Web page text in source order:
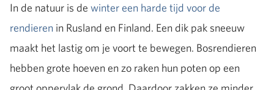
In de natuur is de winter een harde tijd voor de
rendieren in Rusland en Finland. Een dik pak sneeuw
maakt het lastig om je voort te bewegen. Bosrendieren
hebben grote hoeven en zo raken hun poten op een